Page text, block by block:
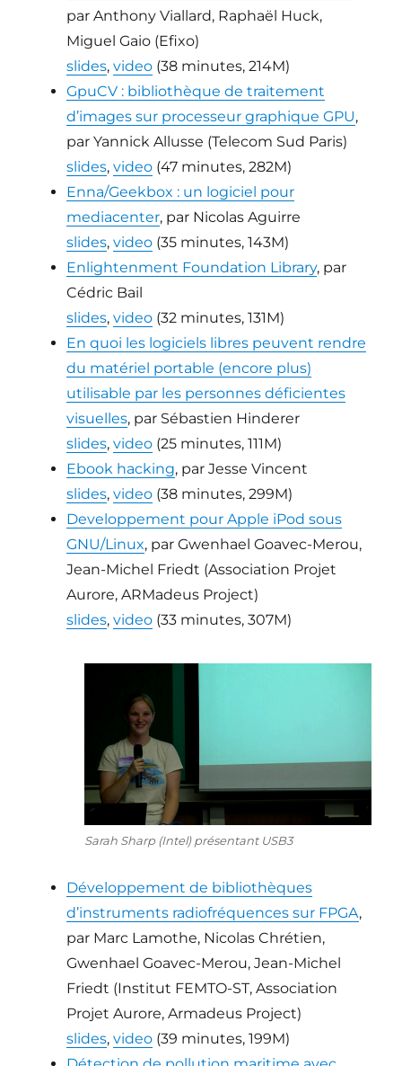
par Anthony Viallard, Raphaël Huck,
Miguel Gaio (Efixo)
slides,video (38 minutes, 214M)
GpuCV : bibliothèque de traitement
d’images sur processeur graphique GPU,
par Yannick Allusse (Telecom Sud Paris)
slides,video (47 minutes, 282M)
Enna/Geekbox : un logiciel pour
mediacenter, par Nicolas Aguirre
slides,video (35 minutes, 143M)
Enlightenment Foundation Library, par
Cédric Bail
slides,video (32 minutes, 131M)
En quoi les logiciels libres peuvent rendre
du matériel portable (encore plus)
utilisable par les personnes déficientes
visuelles, par Sébastien Hinderer
slides,video (25 minutes, 111M)
Ebook hacking, par Jesse Vincent
slides,video (38 minutes, 299M)
Developpement pour Apple iPod sous
GNU/Linux, par Gwenhael Goavec-Merou,
Jean-Michel Friedt (Association Projet
Aurore, ARMadeus Project)
slides,video (33 minutes, 307M)
Sarah Sharp (Intel) présentant USB3
Développement de bibliothèques
d’instruments radiofréquences sur FPGA,
par Marc Lamothe, Nicolas Chrétien,
Gwenhael Goavec-Merou, Jean-Michel
Friedt (Institut FEMTO-ST, Association
Projet Aurore, Armadeus Project)
slides,video (39 minutes, 199M)